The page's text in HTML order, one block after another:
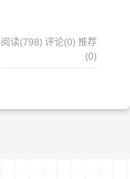
阅读(798) 评论(0) 推荐
(0)